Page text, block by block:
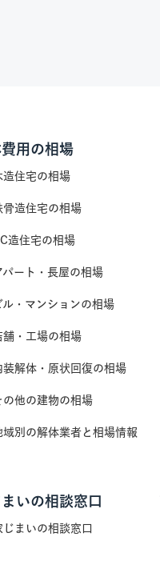
用の相場
造住宅の相場
骨造住宅の相場
造住宅の相場
パート・長屋の相場
ル・マンションの相場
舗・工場の相場
装解体・原状回復の相場
の他の建物の相場
域別の解体業者と相場情報
いの相談窓口
じまいの相談窓口